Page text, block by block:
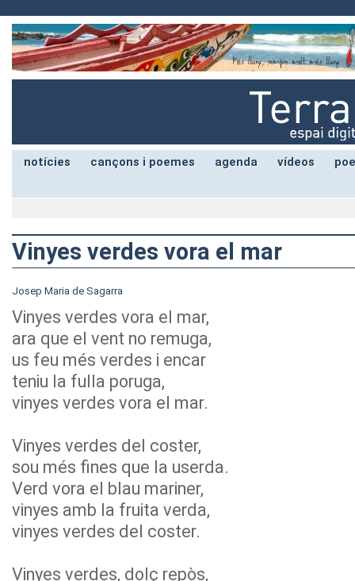
notícies cançons i poemes agenda vídeos
Vinyes verdes vora el mar
Josep Maria de Sagarra
Vinyes verdes vora el mar,
ara que el vent no remuga,
us feu més verdes i encar
teniu la fulla poruga,
vinyes verdes vora el mar.
Vinyes verdes del coster,
sou més fines que la userda.
Verd vora el blau mariner,
vinyes amb la fruita verda,
vinyes verdes del coster.
Vinyes verdes, dolç repòs,